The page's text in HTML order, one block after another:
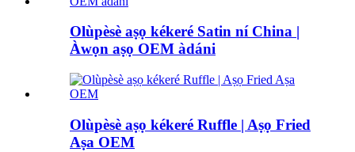
Olùpèsè aṣọ kékeré Satin ní China |
Àwọn aṣọ OEM àdáni
Olùpèsè aṣọ kékeré Ruffle | Aṣọ Fried
Aṣa OEM